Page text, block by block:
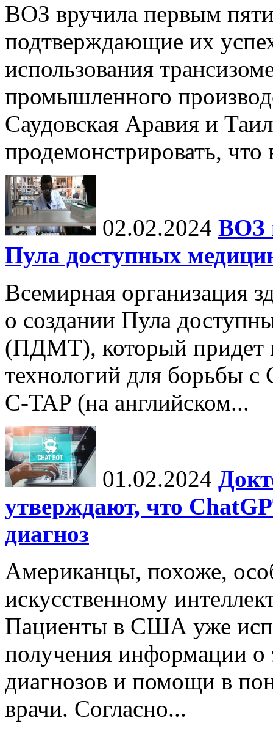
ВОЗ вручила первым
подтверждающие их
использования
промышленного
Саудовская Аравия и
продемонстрировать, что
02.02.2024 ВОЗ
Пула доступных
Всемирная организация
о создании Пула
(ПДМТ), который придет
технологий для борьбы
C-TAP (на английском...
01.02.2024
утверждают, что
диагноз
Американцы, похоже,
искусственному
Пациенты в США уже
получения информации о
диагнозов и помощи в
врачи. Согласно...